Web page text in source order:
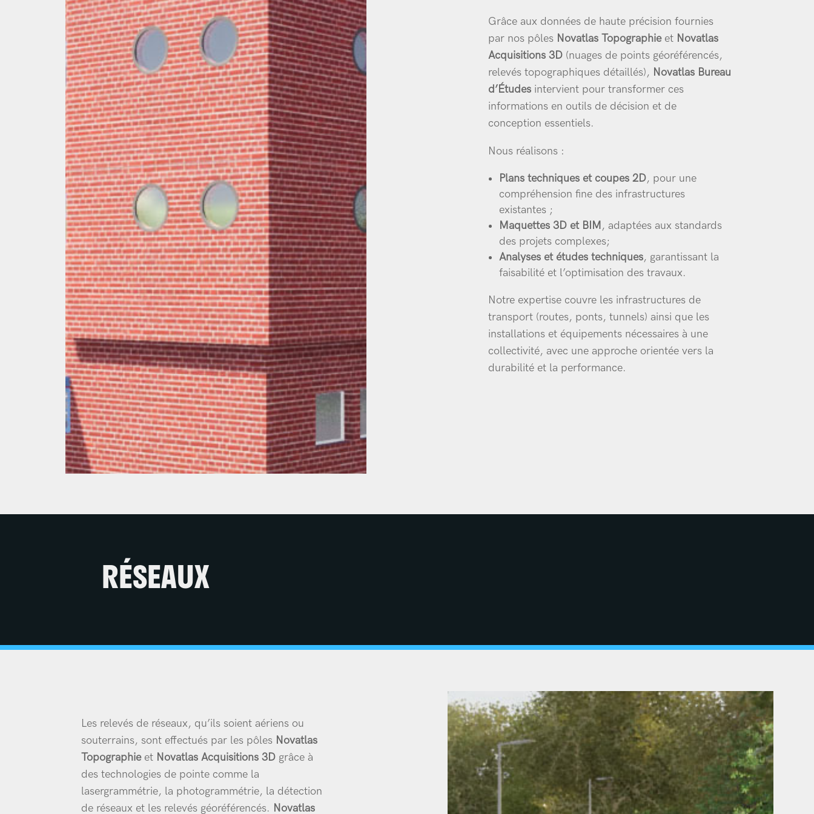
Grâce aux données de haute précision fournies
par nos pôles Novatlas Topographieet Novatlas
Acquisitions 3D (nuages de points géoréférencés,
relevés topographiques détaillés), Novatlas Bureau
d’Études intervient pour transformer ces
informations en outils de décision et de
conception essentiels.
Nous réalisons :
Plans techniques et coupes 2D, pour une
compréhension fine des infrastructures
existantes ;
Maquettes 3D et BIM , adaptées aux standards
des projets complexes;
Analyses et études techniques, garantissant la
faisabilité et l’optimisation des travaux.
Notre expertise couvre les infrastructures de
transport (routes, ponts, tunnels) ainsi que les
installations et équipements nécessaires à une
collectivité, avec une approche orientée vers la
durabilité et la performance.
RÉSEAUX
Les relevés de réseaux, qu’ils soient aériens ou
souterrains, sont effectués par les pôles Novatlas
Topographieet Novatlas Acquisitions 3D grâce à
des technologies de pointe comme la
lasergrammétrie, la photogrammétrie, la détection
de réseaux et les relevés géoréférencés. Novatlas